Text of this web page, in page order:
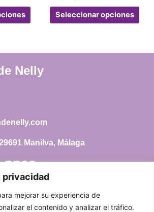
privacidad
mejorar su experiencia de
el contenido y analizar el tráfico.
de
Seleccionar opciones
de
Nelly
Manilva, Málaga
RRSS